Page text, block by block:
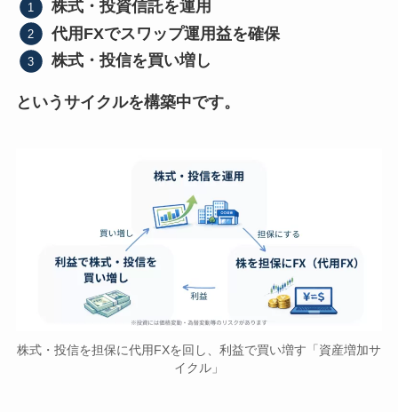
株式・投資信託を運用
代用FXでスワップ運用益を確保
株式・投信を買い増し
というサイクルを構築中です。
株式・投信を担保に代用FXを回し、利益で買い増す「資産増加サ
イクル」